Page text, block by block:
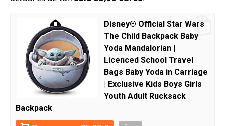
Disney® Official Star Wars
The Child Backpack Baby
Yoda Mandalorian |
Licenced School Travel
Bags Baby Yoda in Carriage
| Exclusive Kids Boys Girls
Youth Adult Rucksack
Backpack